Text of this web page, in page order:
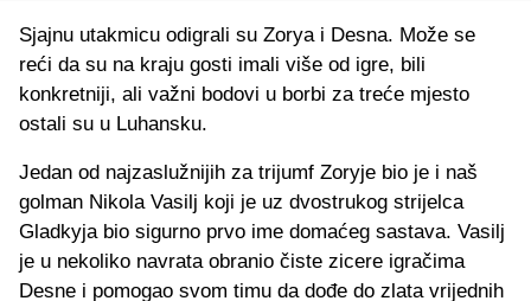
Sjajnu utakmicu odigrali su Zorya i Desna. Može se
reći da su na kraju gosti imali više od igre, bili
konkretniji, ali važni bodovi u borbi za treće mjesto
ostali su u Luhansku.
Jedan od najzaslužnijih za trijumf Zoryje bio je i naš
golman Nikola Vasilj koji je uz dvostrukog strijelca
Gladkyja bio sigurno prvo ime domaćeg sastava. Vasilj
je u nekoliko navrata obranio čiste zicere igračima
Desne i pomogao svom timu da dođe do zlata vrijednih